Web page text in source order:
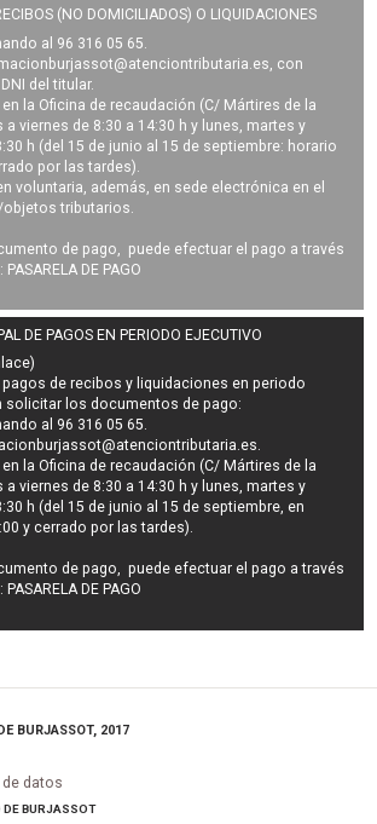
(NO DOMICILIADOS) O LIQUIDACIONES
al 96 316 05 65.
, con
del titular.
la Oficina de recaudación (C/ Mártires de la
a viernes de 8:30 a 14:30 h y lunes, martes y
h (del 15 de junio al 15 de septiembre: horario
por las tardes).
voluntaria, además, en sede electrónica en el
tributarios.
de pago, puede efectuar el pago a través
PASARELA DE PAGO
DE PAGOS EN PERIODO EJECUTIVO
pagos derecibos y liquidaciones en periodo
solicitar los documentos de pago:
al 96 316 05 65.
.
la Oficina de recaudación (C/ Mártires de la
a viernes de 8:30 a 14:30 h y lunes, martes y
h (del 15 de junio al 15 de septiembre, en
y cerrado por las tardes).
de pago, puede efectuar el pago a través
PASARELA DE PAGO
BURJASSOT, 2017
datos
DE BURJASSOT